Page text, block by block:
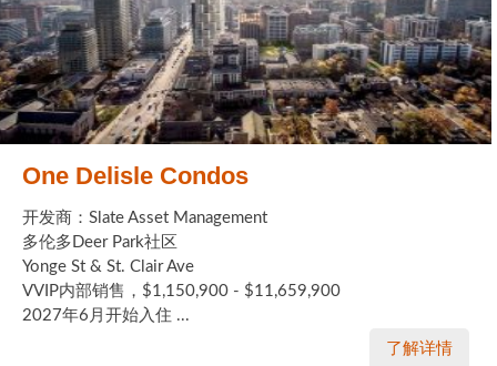
One Delisle Condos
开发商：Slate Asset Management
多伦多Deer Park社区
Yonge St & St. Clair Ave
VVIP内部销售，$1,150,900 - $11,659,900
2027年6月开始入住 ...
了解详情